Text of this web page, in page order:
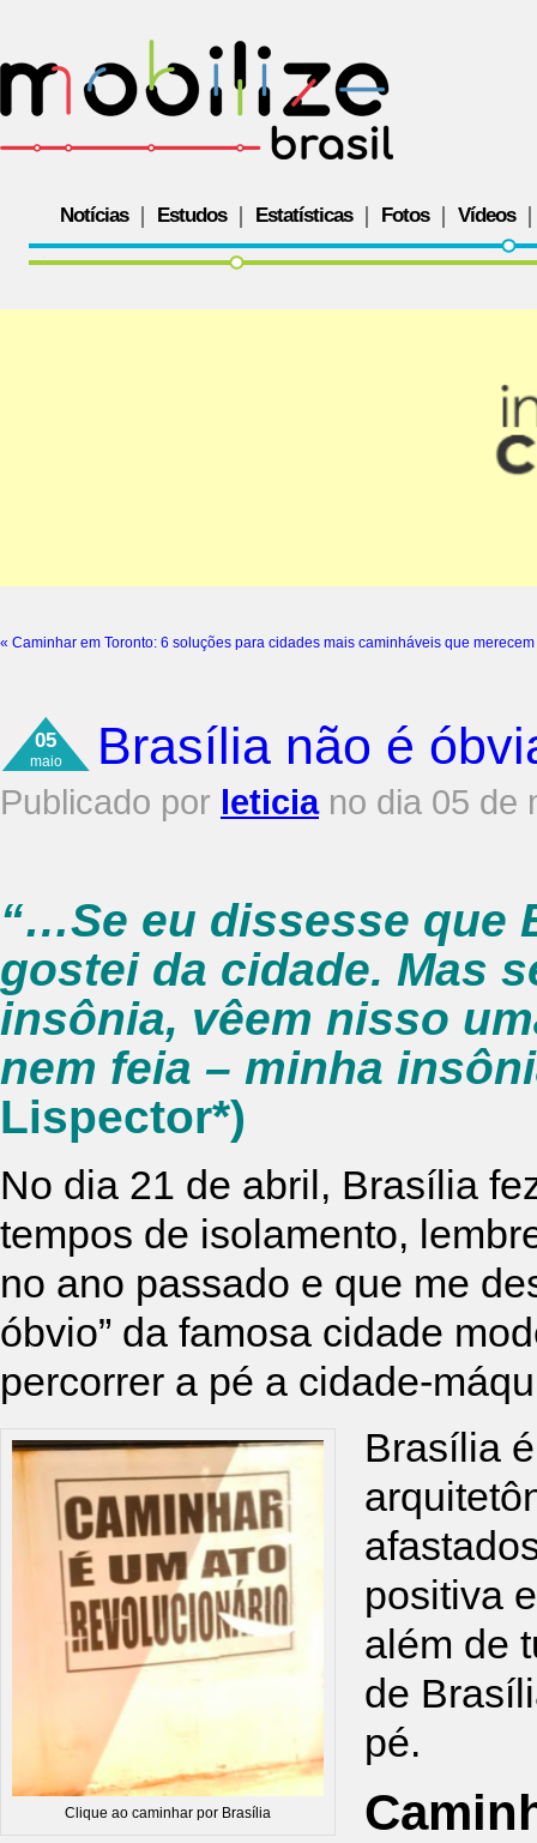
Notícias Estudos Estatísticas Fotos Vídeos
« Caminhar em Toronto: 6 soluções para cidades mais caminháveis que
05
maio Brasília não é
Publicado por leticiano dia 05 de
“…Se eu dissesse que
gostei da cidade. Mas
insônia, vêem nisso
nem feia – minha
Lispector*)
No dia 21 de abril, Brasília
tempos de isolamento,
no ano passado e que me
óbvio” da famosa cidade
percorrer a pé a cidade-
Clique ao caminhar por Brasília
Brasília
positiva
além de
de
pé.